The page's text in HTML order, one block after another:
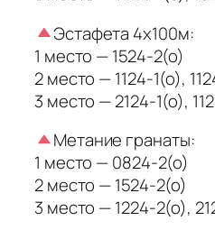
Эстафета 4х100м:
1 место — 1524-2(о)
2 место — 1124-1(о),
3 место — 2124-1(о),
Метание гранаты:
1 место — 0824-2(о)
2 место — 1524-2(о)
3 место — 1224-2(о),